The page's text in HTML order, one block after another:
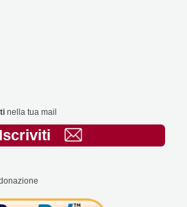
nella tua mail
Iscriviti